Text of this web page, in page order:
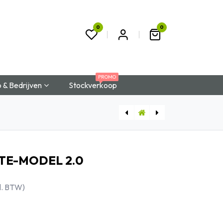
0 0
& Bedrijven
PROMO
Stockverkoop
MODEL 2.0
BTW)